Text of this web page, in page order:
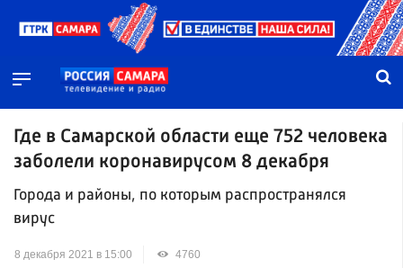
Где в Самарской области еще 752 человека
заболели коронавирусом 8 декабря
Города и районы, по которым распространялся
вирус
8 декабря 2021 в 15:00 4760